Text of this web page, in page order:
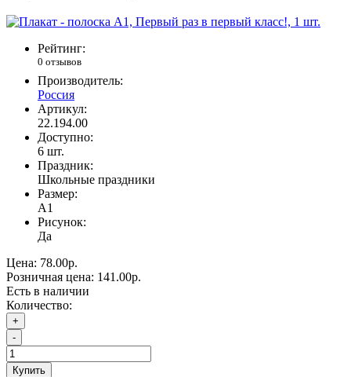
Рейтинг:
0 отзывов
Производитель:
Россия
Артикул:
22.194.00
Доступно:
6 шт.
Праздник:
Школьные праздники
Размер:
А1
Рисунок:
Да
Цена: 78.00р.
Розничная цена: 141.00р.
Есть в наличии
Количество:
+
-
Купить